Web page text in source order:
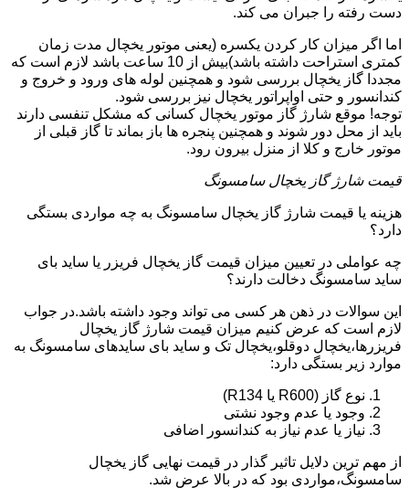
دست رفته را جبران می کند.
اما اگر میزان کار کردن یکسره (یعنی موتور یخچال مدت زمان
کمتری استراحت داشته باشد)بیش از 10 ساعت باشد لازم است که
مجددا گاز یخچال بررسی شود و همچنین لوله های ورود و خروج و
کندانسور و حتی اواپراتور یخچال نیز بررسی شود.
توجه! موقع شارژ گاز موتور یخچال کسانی که مشکل تنفسی دارند
باید از محل دور شوند و همچنین پنجره ها باز بماند تا گاز قبلی از
موتور خارج و کلا از منزل بیرون رود.
قیمت شارژ گاز یخچال سامسونگ
هزینه یا قیمت شارژ گاز یخچال سامسونگ به چه مواردی بستگی
دارد؟
چه عواملی در تعیین میزان قیمت گاز یخچال فریزر یا ساید بای
ساید سامسونگ دخالت دارند؟
این سوالات در ذهن هر کسی می تواند وجود داشته باشد.در جواب
لازم است که عرض کنیم میزان قیمت شارژ گاز یخچال
فریزرها،یخچال دوقلو،یخچال تک و ساید بای سایدهای سامسونگ به
موارد زیر بستگی دارد:
نوع گاز (R600 یا R134)
وجود یا عدم وجود نشتی
نیاز یا عدم نیاز به کندانسور اضافی
از مهم ترین دلایل تاثیر گذار در قیمت نهایی گاز یخچال
سامسونگ،مواردی بود که در بالا عرض شد.